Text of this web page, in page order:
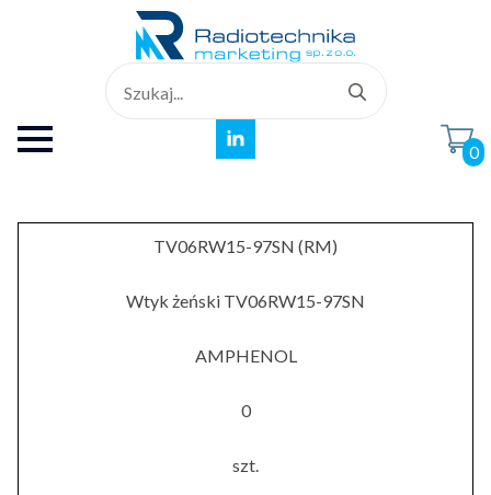
for:
0
TV06RW15-97SN (RM)
Wtyk żeński TV06RW15-97SN
AMPHENOL
0
szt.